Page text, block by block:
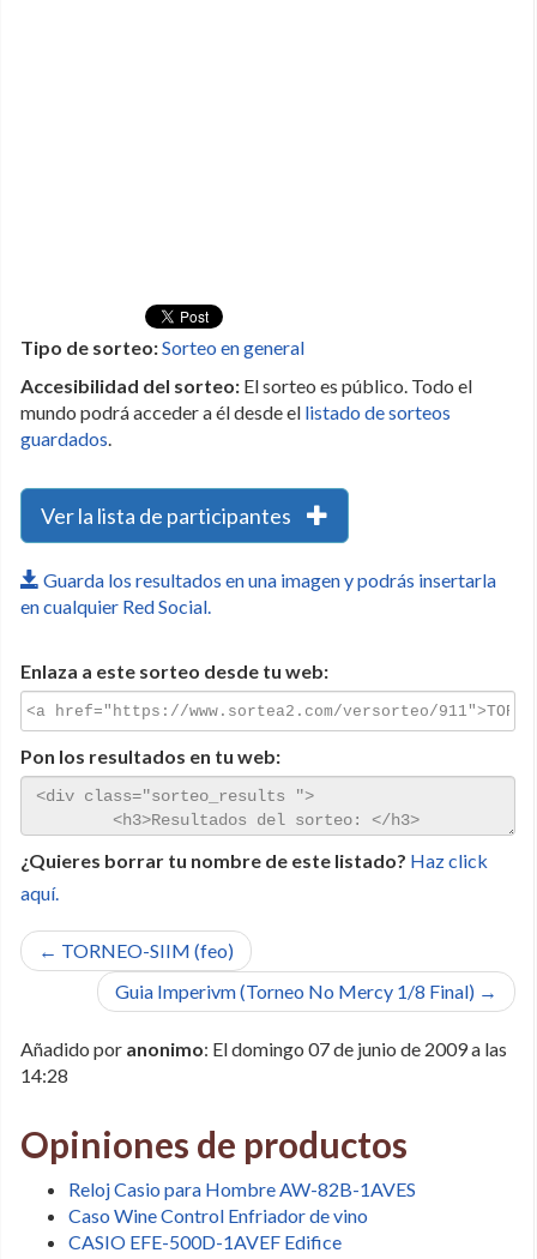
Tipo de sorteo:Sorteo en general
Accesibilidad del sorteo: El sorteo es público. Todo el
mundo podrá acceder a él desde el listado de sorteos
guardados.
Ver la lista de participantes
Guarda los resultados en una imagen y podrás insertarla
en cualquier Red Social.
Enlaza a este sorteo desde tu web:
Pon los resultados en tu web:
¿Quieres borrar tu nombre de este listado? Haz click
aquí.
← TORNEO-SIIM (feo)
Guia Imperivm (Torneo No Mercy 1/8 Final) →
Añadido por anonimo: El domingo 07 de junio de 2009 a las
14:28
Opiniones de productos
Reloj Casio para Hombre AW-82B-1AVES
Caso Wine Control Enfriador de vino
CASIO EFE-500D-1AVEF Edifice